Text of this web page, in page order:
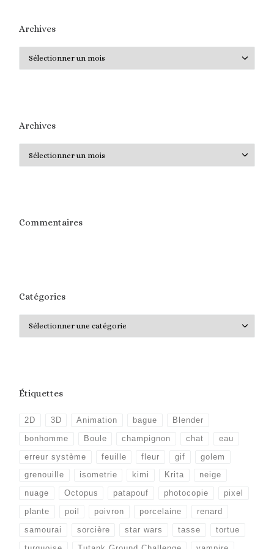
Archives
Archives
Commentaires
Catégories
Étiquettes
2D 3D Animation bague Blender
bonhomme Boule champignon chat eau
erreur système feuille fleur gif golem
grenouille isometrie kimi Krita neige
nuage Octopus patapouf photocopie pixel
plante poil poivron porcelaine renard
samourai sorcière star wars tasse tortue